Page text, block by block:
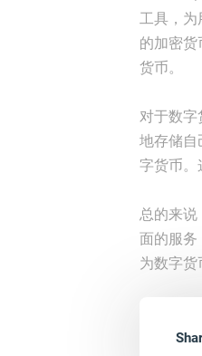
工具，为
的加密
货币。
对于数字
地存储自
字货币。
总的来说
面的服务
为数字货